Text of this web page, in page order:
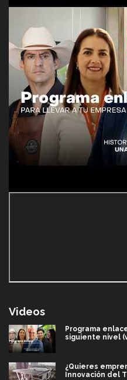
Videos
Programa
siguiente nivel
¿Quieres
Innovación del